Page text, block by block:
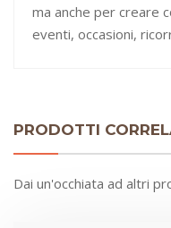
ma anche per creare
eventi, occasioni,
PRODOTTI
Dai un'occhiata ad altri